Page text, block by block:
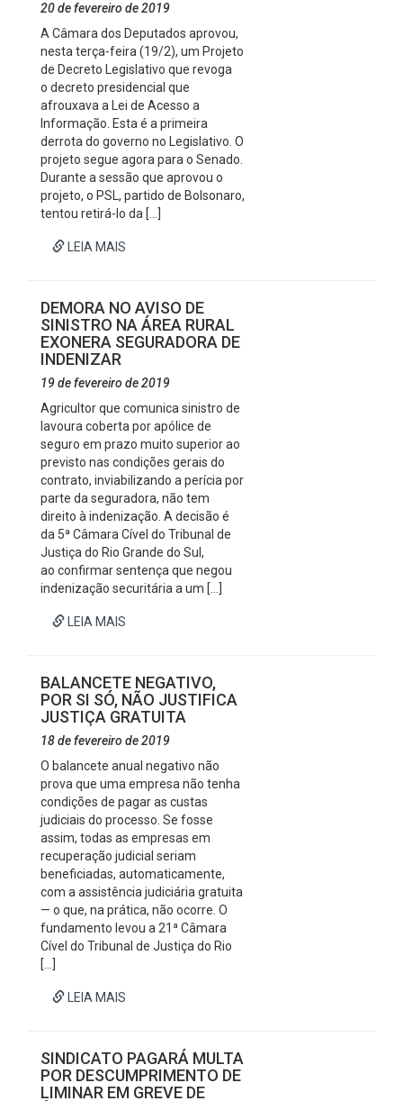
20 de fevereiro de 2019
A Câmara dos Deputados aprovou,
nesta terça-feira (19/2), um Projeto
de Decreto Legislativo que revoga
o decreto presidencial que
afrouxava a Lei de Acesso a
Informação. Esta é a primeira
derrota do governo no Legislativo. O
projeto segue agora para o Senado.
Durante a sessão que aprovou o
projeto, o PSL, partido de Bolsonaro,
tentou retirá-lo da […]
LEIA MAIS
DEMORA NO AVISO DE
SINISTRO NA ÁREA RURAL
EXONERA SEGURADORA DE
INDENIZAR
19 de fevereiro de 2019
Agricultor que comunica sinistro de
lavoura coberta por apólice de
seguro em prazo muito superior ao
previsto nas condições gerais do
contrato, inviabilizando a perícia por
parte da seguradora, não tem
direito à indenização. A decisão é
da 5ª Câmara Cível do Tribunal de
Justiça do Rio Grande do Sul,
ao confirmar sentença que negou
indenização securitária a um […]
LEIA MAIS
BALANCETE NEGATIVO,
POR SI SÓ, NÃO JUSTIFICA
JUSTIÇA GRATUITA
18 de fevereiro de 2019
O balancete anual negativo não
prova que uma empresa não tenha
condições de pagar as custas
judiciais do processo. Se fosse
assim, todas as empresas em
recuperação judicial seriam
beneficiadas, automaticamente,
com a assistência judiciária gratuita
— o que, na prática, não ocorre. O
fundamento levou a 21ª Câmara
Cível do Tribunal de Justiça do Rio
[…]
LEIA MAIS
SINDICATO PAGARÁ MULTA
POR DESCUMPRIMENTO DE
LIMINAR EM GREVE DE